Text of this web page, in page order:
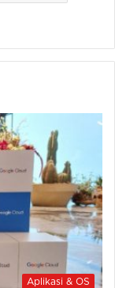
Aplikasi & OS